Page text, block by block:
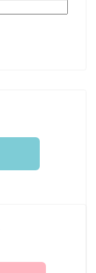
ホーム